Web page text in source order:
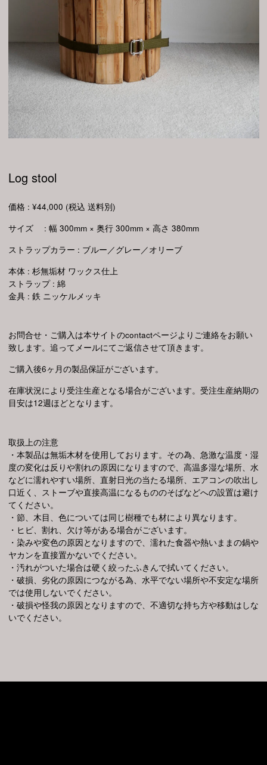
Log stool
価格 : ¥44,000 (税込 送料別)
サイズ : 幅 300mm × 奥行 300mm × 高さ 380mm
ストラップカラー : ブルー／グレー／オリーブ
本体 : 杉無垢材 ワックス仕上
ストラップ : 綿
金具 : 鉄 ニッケルメッキ
お問合せ・ご購入は本サイトのcontactページよりご連絡をお願い
致します。追ってメールにてご返信させて頂きます。
ご購入後6ヶ月の製品保証がございます。
在庫状況により受注生産となる場合がございます。受注生産納期の
目安は12週ほどとなります。
取扱上の注意
・本製品は無垢木材を使用しております。その為、急激な温度・湿
度の変化は反りや割れの原因になりますので、高温多湿な場所、水
などに濡れやすい場所、直射日光の当たる場所、エアコンの吹出し
口近く、ストーブや直接高温になるもののそばなどへの設置は避け
てください。
・節、木目、色については同じ樹種でも材により異なります。
・ヒビ、割れ、欠け等がある場合がございます。
・染みや変色の原因となりますので、濡れた食器や熱いままの鍋や
ヤカンを直接置かないでください。
・汚れがついた場合は硬く絞ったふきんで拭いてください。
・破損、劣化の原因につながる為、水平でない場所や不安定な場所
では使用しないでください。
・破損や怪我の原因となりますので、不適切な持ち方や移動はしな
いでください。